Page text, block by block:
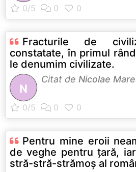
Fracturile de
constatate, în primul
le denumim civilizate.
N
Citat de Nicolae
Pentru mine eroii
de veghe pentru ţară,
stră-stră-strămoş al